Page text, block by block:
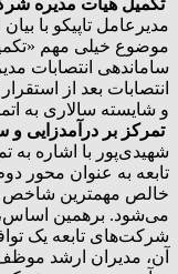
تکمیل هیات مدیره‌
مدیرعامل تاپیکو با
موضوع خیلی مهم
ساماندهی انتصابات
انتصابات بعد از
و شایسته سالاری به
تمرکز بر درآمدزایی
شهیدی‌پور با اشاره
تابعه به عنوان محور
خالص مهمترین شاخص
می‌شود. برهمین اساس،
شرکت‌های تابعه یک
آن، مدیران ارشد